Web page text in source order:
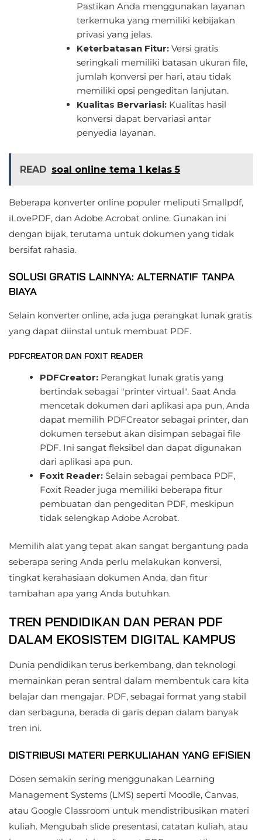
Pastikan Anda menggunakan layanan
terkemuka yang memiliki kebijakan
privasi yang jelas.
Keterbatasan Fitur:Versi gratis
seringkali memiliki batasan ukuran file,
jumlah konversi per hari, atau tidak
memiliki opsi pengeditan lanjutan.
Kualitas Bervariasi:Kualitas hasil
konversi dapat bervariasi antar
penyedia layanan.
READ soal online tema 1 kelas 5
Beberapa konverter online populer meliputi Smallpdf,
iLovePDF, dan Adobe Acrobat online. Gunakan ini
dengan bijak, terutama untuk dokumen yang tidak
bersifat rahasia.
SOLUSI GRATIS LAINNYA: ALTERNATIF TANPA
BIAYA
Selain konverter online, ada juga perangkat lunak gratis
yang dapat diinstal untuk membuat PDF.
PDFCREATOR DAN FOXIT READER
PDFCreator: Perangkat lunak gratis yang
bertindak sebagai "printer virtual". Saat Anda
mencetak dokumen dari aplikasi apa pun, Anda
dapat memilih PDFCreator sebagai printer, dan
dokumen tersebut akan disimpan sebagai file
PDF. Ini sangat fleksibel dan dapat digunakan
dari aplikasi apa pun.
Foxit Reader: Selain sebagai pembaca PDF,
Foxit Reader juga memiliki beberapa fitur
pembuatan dan pengeditan PDF, meskipun
tidak selengkap Adobe Acrobat.
Memilih alat yang tepat akan sangat bergantung pada
seberapa sering Anda perlu melakukan konversi,
tingkat kerahasiaan dokumen Anda, dan fitur
tambahan apa yang Anda butuhkan.
TREN PENDIDIKAN DAN PERAN PDF
DALAM EKOSISTEM DIGITAL KAMPUS
Dunia pendidikan terus berkembang, dan teknologi
memainkan peran sentral dalam membentuk cara kita
belajar dan mengajar. PDF, sebagai format yang stabil
dan serbaguna, berada di garis depan dalam banyak
tren ini.
DISTRIBUSI MATERI PERKULIAHAN YANG EFISIEN
Dosen semakin sering menggunakan Learning
Management Systems (LMS) seperti Moodle, Canvas,
atau Google Classroom untuk mendistribusikan materi
kuliah. Mengubah slide presentasi, catatan kuliah, atau